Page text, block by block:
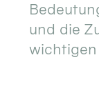
und die
wichtigen